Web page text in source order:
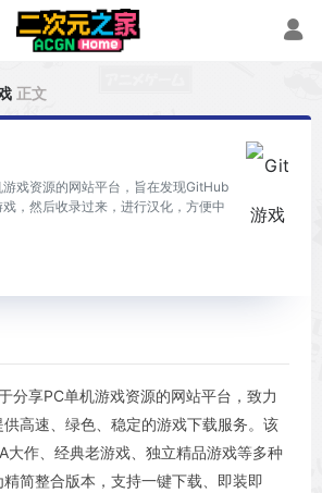
正文
戏资源的网站平台，旨在发现GitHub
，然后收录过来，进行汉化，方便中
分享PC单机游戏资源的网站平台，致力
高速、绿色、稳定的游戏下载服务。该
大作、经典老游戏、独立精品游戏等多种
简整合版本，支持一键下载、即装即